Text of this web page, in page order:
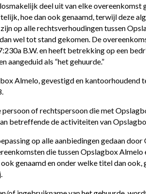
deel uit van elke overeenkomst
hoe dan ook genaamd, terwijl deze
op alle rechtsverhoudingen tussen
wel tot stand gekomen. De
B.W. en heeft betrekking op een
als “het gehuurde.”
Almelo, gevestigd en kantoorhoudend
of rechtspersoon die met
betreffende de activiteiten van
op alle aanbiedingen gedaan
die tussen Opslagbox Almelo
genaamd en onder welke titel dan ook,